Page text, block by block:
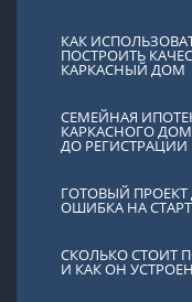
КАК
ПОСТРОИТЬ
КАРКАСНЫЙ ДОМ
СЕМЕЙНАЯ
КАРКАСНОГО
ДО РЕГИСТРАЦИИ
ГОТОВЫЙ
ОШИБКА НА
СКОЛЬКО СТОИТ
И КАК ОН